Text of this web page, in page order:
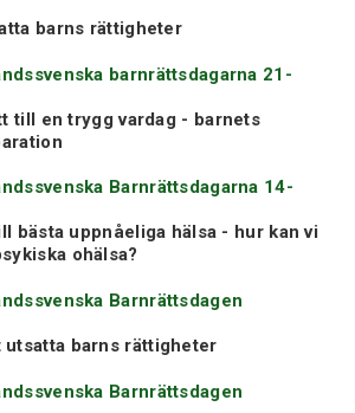
barns rättigheter
barnrättsdagarna 21-
till en trygg vardag - barnets
Barnrättsdagarna 14-
bästa uppnåeliga hälsa - hur kan vi
ohälsa?
Barnrättsdagen
utsatta barns rättigheter
Barnrättsdagen